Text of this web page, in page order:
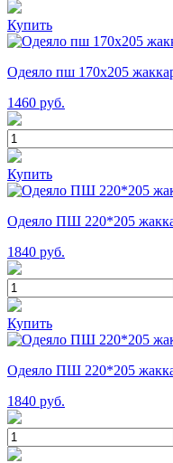
Купить
Одеяло пш 170х205
1460 руб.
Купить
Одеяло ПШ 220*205
1840 руб.
Купить
Одеяло ПШ 220*205
1840 руб.